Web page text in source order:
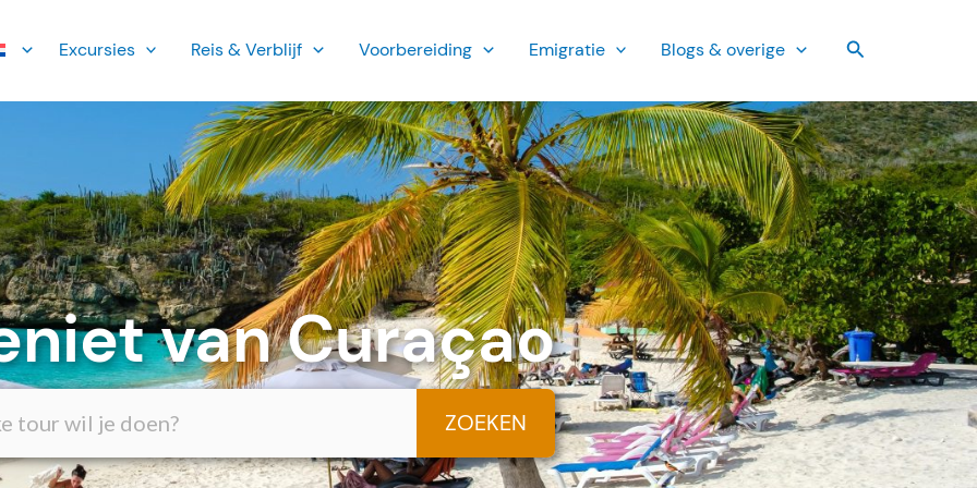
Ex­cursies Reis & Verblijf Voorbereiding Emi­gratie Blogs & overige Zoeken
van Curaçao